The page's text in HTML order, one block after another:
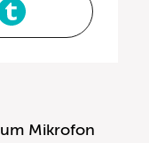
Mikrofon